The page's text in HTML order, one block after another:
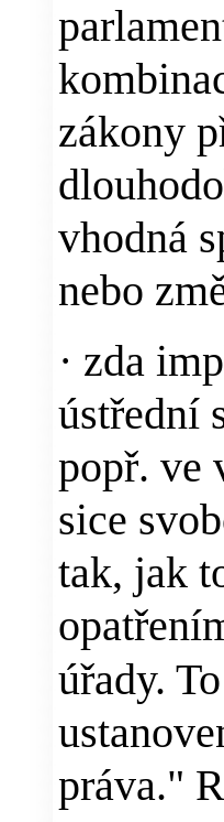
zákony
vhodná
nebo
· zda
ústřední
popř. ve
sice
tak, jak
úřady.
práva."